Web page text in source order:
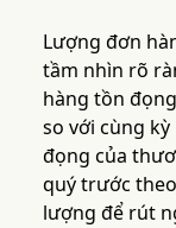
Lượng đơn
tầm nhìn rõ
hàng tồn
so với cùng
đọng của
quý trước
lượng để rút